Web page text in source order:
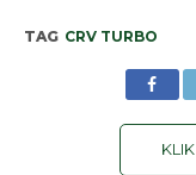
TAG CRV TURBO